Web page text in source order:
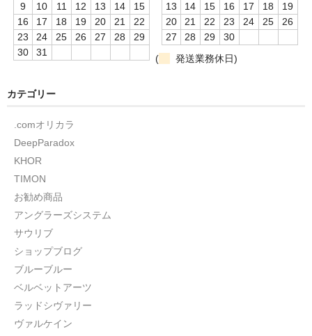
9
10 11 12 13 14
15
16
17 18 19 20 21
22
23
24 25 26 27 28
29
30
31
13
14 15 16 17 18
19
20
21 22 23 24 25
26
27
28 29
30
(
発送業務休日)
カテゴリー
.comオリカラ
DeepParadox
KHOR
TIMON
お勧め商品
アングラーズシステム
サウリブ
ショップブログ
ブルーブルー
ベルベットアーツ
ラッドシヴァリー
ヴァルケイン